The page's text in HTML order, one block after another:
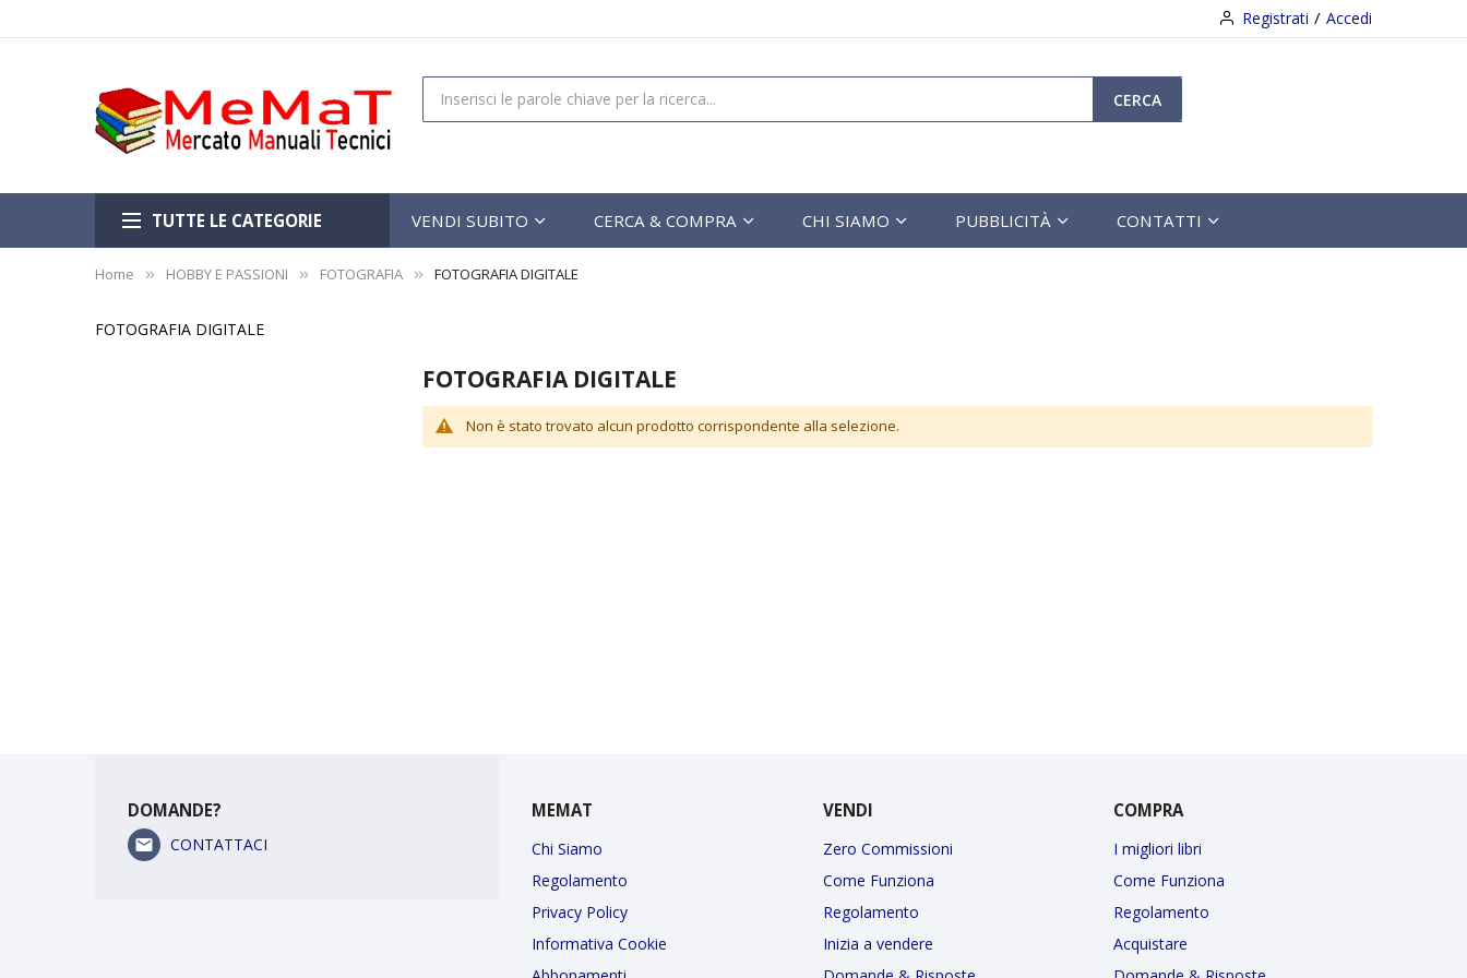
Registrati Accedi
CERCA
TUTTE LE CATEGORIE VENDI SUBITO CERCA & COMPRA CHI SIAMO PUBBLICITÀ CONTATTI
Home HOBBY E PASSIONI FOTOGRAFIA FOTOGRAFIA DIGITALE
FOTOGRAFIA DIGITALE
FOTOGRAFIA DIGITALE
Non è stato trovato alcun prodotto corrispondente alla selezione.
DOMANDE?
CONTATTACI
MEMAT
Chi Siamo
Regolamento
Privacy Policy
Informativa Cookie
VENDI
Zero Commissioni
Come Funziona
Regolamento
Inizia a vendere
COMPRA
I migliori libri
Come Funziona
Regolamento
Acquistare